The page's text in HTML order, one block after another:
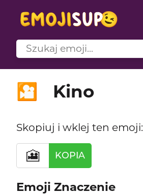
🎦 Kino
Skopiuj i wklej ten emoji:
🎦 KOPIA
Emoji Znaczenie